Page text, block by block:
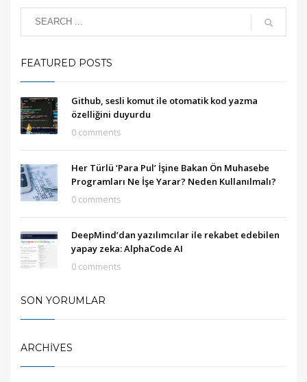
FEATURED POSTS
Github, sesli komut ile otomatik kod yazma
özelliğini duyurdu
0 comments
Her Türlü ‘Para Pul’ İşine Bakan Ön Muhasebe
Programları Ne İşe Yarar? Neden Kullanılmalı?
0 comments
DeepMind’dan yazılımcılar ile rekabet edebilen
yapay zeka: AlphaCode AI
0 comments
SON YORUMLAR
ARCHIVES